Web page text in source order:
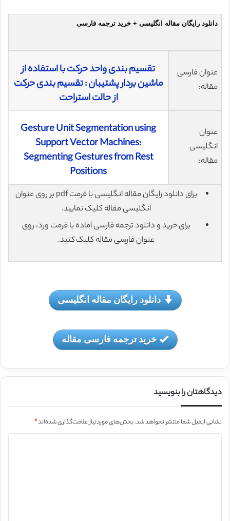
دانلود رایگان مقاله انگلیسی + خرید ترجمه فارسی
عنوان فارسی
مقاله:
تقسیم بندی واحد حرکت با استفاده از
ماشین بردار پشتیبان : تقسیم بندی حرکت
از حالت استراحت
عنوان
انگلیسی
مقاله:
Gesture Unit Segmentation using
Support Vector Machines:
Segmenting Gestures from Rest
Positions
برای دانلود رایگان مقاله انگلیسی با فرمت pdf بر روی عنوان
انگلیسی مقاله کلیک نمایید.
برای خرید و دانلود ترجمه فارسی آماده با فرمت ورد، روی
عنوان فارسی مقاله کلیک کنید.
دانلود رایگان مقاله انگلیسی
خرید ترجمه فارسی مقاله
دیدگاهتان را بنویسید
نشانی ایمیل شما منتشر نخواهد شد.بخش‌های موردنیاز علامت‌گذاری شده‌اند*